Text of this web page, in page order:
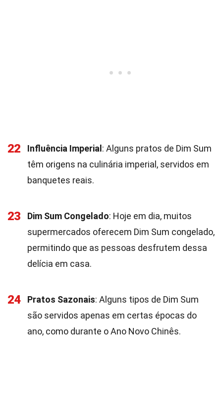
22 Influência Imperial : Alguns pratos de Dim Sum
têm origens na culinária imperial, servidos em
banquetes reais.
23 Dim Sum Congelado: Hoje em dia, muitos
supermercados oferecem Dim Sum congelado,
permitindo que as pessoas desfrutem dessa
delícia em casa.
24 Pratos Sazonais: Alguns tipos de Dim Sum
são servidos apenas em certas épocas do
ano, como durante o Ano Novo Chinês.